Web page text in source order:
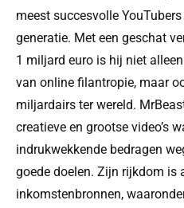
meest succesvolle
generatie. Met een geschat
1 miljard euro is hij niet
van online filantropie, maar
miljardairs ter wereld.
creatieve en grootse video’s
indrukwekkende bedragen
goede doelen. Zijn rijkdom is
inkomstenbronnen,